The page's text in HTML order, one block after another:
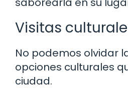
Visitas
No podemos olvidar
opciones culturales
ciudad.